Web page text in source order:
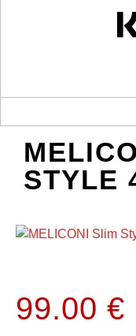
STYLE
99.00 €